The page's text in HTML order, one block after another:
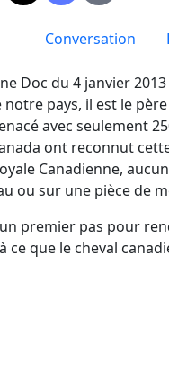
Conversation
Doc du 4 janvier
pays, il est le
avec seulement
ont reconnut
Canadienne,
ou sur une pièce de
premier pas pour
ce que le cheval